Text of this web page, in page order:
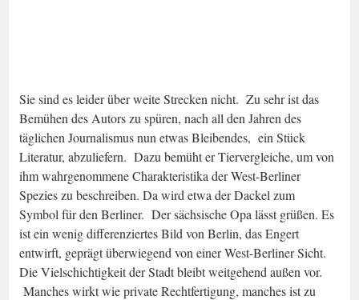
Sie sind es leider über weite Strecken nicht. Zu sehr ist das
Bemühen des Autors zu spüren, nach all den Jahren des
täglichen Journalismus nun etwas Bleibendes, ein Stück
Literatur, abzuliefern. Dazu bemüht er Tiervergleiche, um von
ihm wahrgenommene Charakteristika der West-Berliner
Spezies zu beschreiben. Da wird etwa der Dackel zum
Symbol für den Berliner. Der sächsische Opa lässt grüßen. Es
ist ein wenig differenziertes Bild von Berlin, das Engert
entwirft, geprägt überwiegend von einer West-Berliner Sicht.
Die Vielschichtigkeit der Stadt bleibt weitgehend außen vor.
Manches wirkt wie private Rechtfertigung, manches ist zu